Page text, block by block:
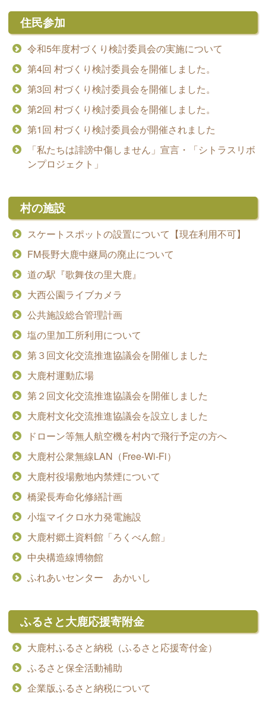
住民参加
令和5年度村づくり検討委員会の実施について
第4回 村づくり検討委員会を開催しました。
第3回 村づくり検討委員会を開催しました。
第2回 村づくり検討委員会を開催しました。
第1回 村づくり検討委員会が開催されました
「私たちは誹謗中傷しません」宣言・「シトラスリボ
ンプロジェクト」
村の施設
スケートスポットの設置について【現在利用不可】
FM長野大鹿中継局の廃止について
道の駅『歌舞伎の里大鹿』
大西公園ライブカメラ
公共施設総合管理計画
塩の里加工所利用について
第３回文化交流推進協議会を開催しました
大鹿村運動広場
第２回文化交流推進協議会を開催しました
大鹿村文化交流推進協議会を設立しました
ドローン等無人航空機を村内で飛行予定の方へ
大鹿村公衆無線LAN（Free-Wi-Fi）
大鹿村役場敷地内禁煙について
橋梁長寿命化修繕計画
小塩マイクロ水力発電施設
大鹿村郷土資料館「ろくべん館」
中央構造線博物館
ふれあいセンター あかいし
ふるさと大鹿応援寄附金
大鹿村ふるさと納税（ふるさと応援寄付金）
ふるさと保全活動補助
企業版ふるさと納税について